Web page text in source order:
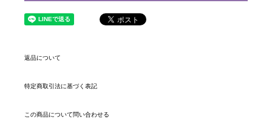
返品について
特定商取引法に基づく表記
この商品について問い合わせる